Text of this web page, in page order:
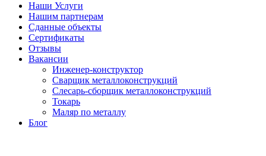
Наши Услуги
Нашим партнерам
Сданные объекты
Сертификаты
Отзывы
Вакансии
Инженер-конструктор
Сварщик металлоконструкций
Слесарь-сборщик металлоконструкций
Токарь
Маляр по металлу
Блог